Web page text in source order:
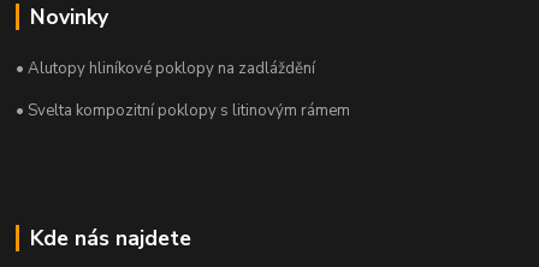
Novinky
• Alutopy hliníkové poklopy na zadláždění
• Svelta kompozitní poklopy s litinovým rámem
Kde nás najdete